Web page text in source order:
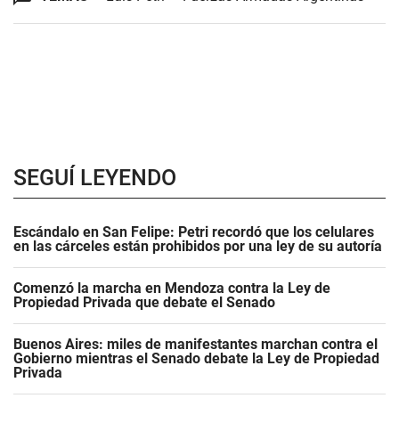
SEGUÍ LEYENDO
Escándalo en San Felipe: Petri recordó que los celulares
en las cárceles están prohibidos por una ley de su autoría
Comenzó la marcha en Mendoza contra la Ley de
Propiedad Privada que debate el Senado
Buenos Aires: miles de manifestantes marchan contra el
Gobierno mientras el Senado debate la Ley de Propiedad
Privada